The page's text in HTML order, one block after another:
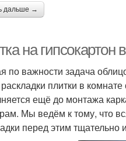
дальше →
на гипсокартон
по важности задача
плитки в
ещё до монтажа
Мы ведём к тому, что
перед этим